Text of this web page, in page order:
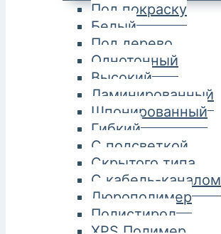
Под покраску
Белый
Под дерево
Однотонный
Высокий
Ламинированный
Шпонированный
Гибкий
С подсветкой
Скрытого типа
С кабель-каналом
Дюрополимер
Полистирол